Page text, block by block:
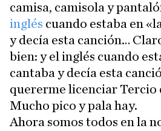
camisa, camisola y
inglés cuando estaba en
y decía esta canción…
bien: y el inglés cuando
cantaba y decía esta
quererme licenciar
Mucho pico y pala hay.
Ahora somos todos en la